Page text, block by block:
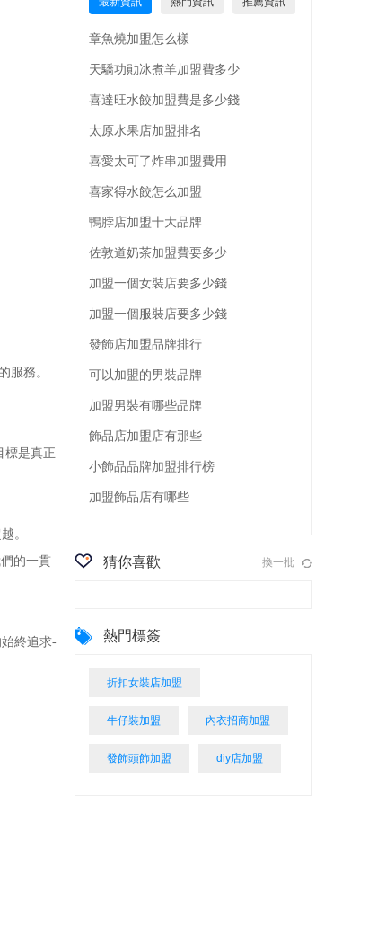
服務。
是真正
。
的一貫
終追求-
章魚燒加盟怎么樣
天驕功勛冰煮羊加盟費多少
喜達旺水餃加盟費是多少錢
太原水果店加盟排名
喜愛太可了炸串加盟費用
喜家得水餃怎么加盟
鴨脖店加盟十大品牌
佐敦道奶茶加盟費要多少
加盟一個女裝店要多少錢
加盟一個服裝店要多少錢
發飾店加盟品牌排行
可以加盟的男裝品牌
加盟男裝有哪些品牌
飾品店加盟店有那些
小飾品品牌加盟排行榜
加盟飾品店有哪些
猜你喜歡 換一批
熱門標簽
折扣女裝店加盟
牛仔裝加盟 內衣招商加盟
發飾頭飾加盟 diy店加盟